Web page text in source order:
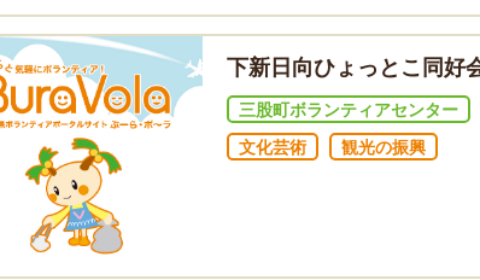
下新日向ひょっとこ同好
三股町ボランティアセンター
文化芸術
観光の振興